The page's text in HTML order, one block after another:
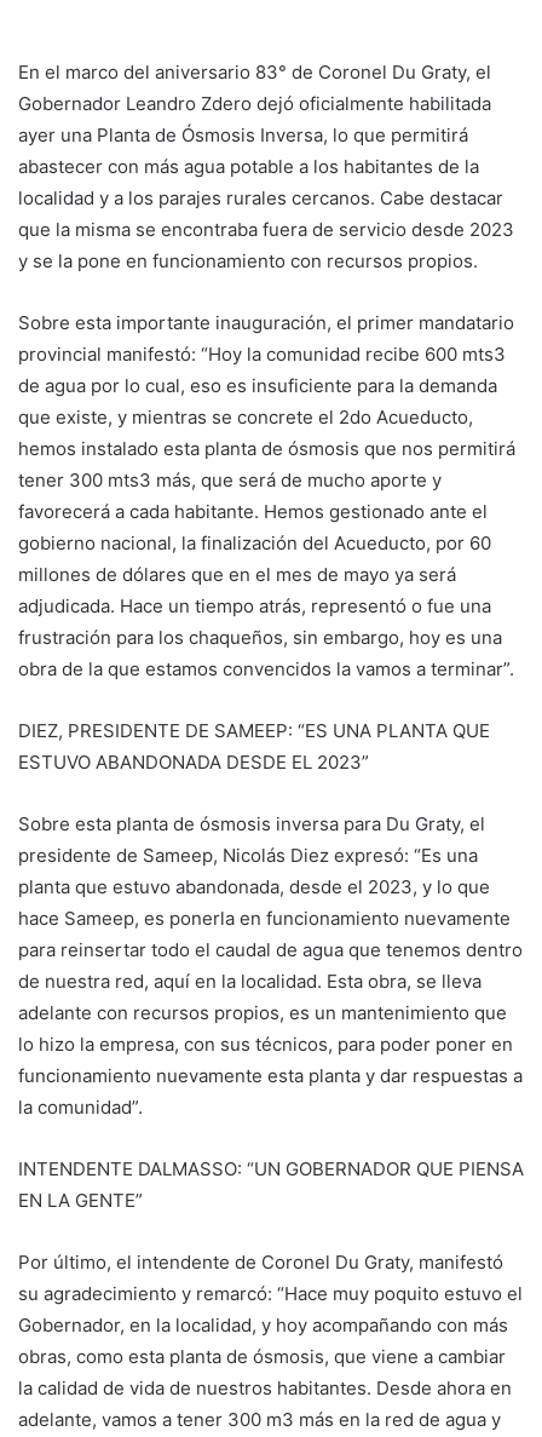
En el marco del aniversario 83° de Coronel Du Graty, el
Gobernador Leandro Zdero dejó oficialmente habilitada
ayer una Planta de Ósmosis Inversa, lo que permitirá
abastecer con más agua potable a los habitantes de la
localidad y a los parajes rurales cercanos. Cabe destacar
que la misma se encontraba fuera de servicio desde 2023
y se la pone en funcionamiento con recursos propios.
Sobre esta importante inauguración, el primer mandatario
provincial manifestó: “Hoy la comunidad recibe 600 mts3
de agua por lo cual, eso es insuficiente para la demanda
que existe, y mientras se concrete el 2do Acueducto,
hemos instalado esta planta de ósmosis que nos permitirá
tener 300 mts3 más, que será de mucho aporte y
favorecerá a cada habitante. Hemos gestionado ante el
gobierno nacional, la finalización del Acueducto, por 60
millones de dólares que en el mes de mayo ya será
adjudicada. Hace un tiempo atrás, representó o fue una
frustración para los chaqueños, sin embargo, hoy es una
obra de la que estamos convencidos la vamos a terminar”.
DIEZ, PRESIDENTE DE SAMEEP: “ES UNA PLANTA QUE
ESTUVO ABANDONADA DESDE EL 2023”
Sobre esta planta de ósmosis inversa para Du Graty, el
presidente de Sameep, Nicolás Diez expresó: “Es una
planta que estuvo abandonada, desde el 2023, y lo que
hace Sameep, es ponerla en funcionamiento nuevamente
para reinsertar todo el caudal de agua que tenemos dentro
de nuestra red, aquí en la localidad. Esta obra, se lleva
adelante con recursos propios, es un mantenimiento que
lo hizo la empresa, con sus técnicos, para poder poner en
funcionamiento nuevamente esta planta y dar respuestas a
la comunidad”.
INTENDENTE DALMASSO: “UN GOBERNADOR QUE PIENSA
EN LA GENTE”
Por último, el intendente de Coronel Du Graty, manifestó
su agradecimiento y remarcó: “Hace muy poquito estuvo el
Gobernador, en la localidad, y hoy acompañando con más
obras, como esta planta de ósmosis, que viene a cambiar
la calidad de vida de nuestros habitantes. Desde ahora en
adelante, vamos a tener 300 m3 más en la red de agua y